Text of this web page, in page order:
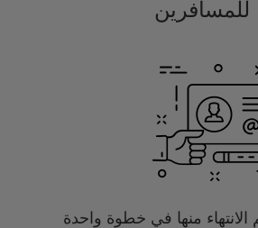
للمسافرين
الانتهاء منها في خطوة واحدة